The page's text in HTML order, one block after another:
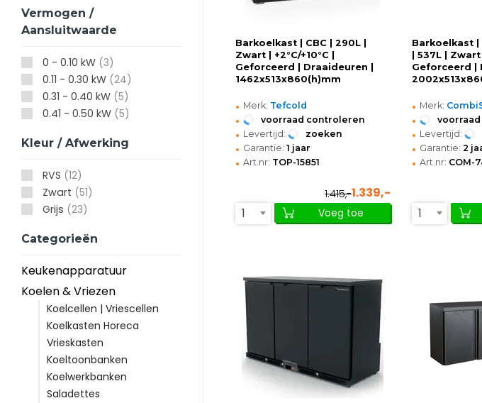
Vermogen /
Aansluitwaarde
0 - 0.10 kW (3)
0.11 - 0.30 kW (24)
0.31 - 0.40 kW (5)
0.41 - 0.50 kW (5)
Kleur / Afwerking
RVS (12)
Zwart (51)
Grijs (23)
Categorieën
Keukenapparatuur
Koelen & Vriezen
Koelcellen | Vriescellen
Koelkasten Horeca
Vrieskasten
Koeltoonbanken
Koelwerkbanken
Saladettes
Barkoelkast | CBC | 290L |
Zwart | +2°C/+10°C |
Geforceerd | Draaideuren |
1462x513x860(h)mm
• Merk: Tefcold
• voorraad controleren
• Levertijd: zoeken
• Garantie: 1 jaar
• Art.nr: TOP-15851
1.415,-1.339,-
1
Voeg toe
Barkoelkast |
| 537L | Zwart
Geforceerd |
• Merk:
•
• Levertijd:
• Garantie: 2
• Art.nr: COM-
1